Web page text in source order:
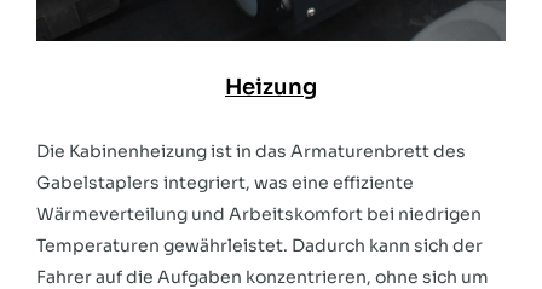
Heizung
Die Kabinenheizung ist in das Armaturenbrett des
Gabelstaplers integriert, was eine effiziente
Wärmeverteilung und Arbeitskomfort bei niedrigen
Temperaturen gewährleistet. Dadurch kann sich der
Fahrer auf die Aufgaben konzentrieren, ohne sich um